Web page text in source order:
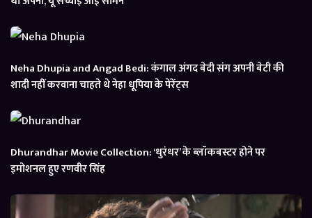
Neha Dhupia and Angad Bedi: कंगाल अंगद बेदी संग अपनी बेटी की
शादी नहीं करवाना चाहते थे नेहा धूपिया के पेरेंट्स
Dhurandhar Movie Collection: ‘धुरंधर’ के ब्लॉकबस्टर होने पर
इमोशनल हुए रणवीर सिंह